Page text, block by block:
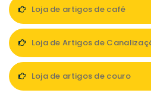
Loja de artigos de café
Loja de Artigos de
Loja de artigos de couro